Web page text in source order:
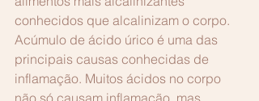
conhecidos que alcalinizam o corpo.
Acúmulo de ácido úrico é uma das
principais causas conhecidas de
inflamação. Muitos ácidos no corpo
não só causam inflamação, mas